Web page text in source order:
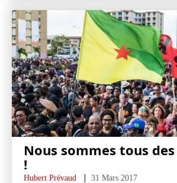
Nous sommes tous
!
Hubert Prévaud 31 Mars 2017